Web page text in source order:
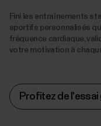
Fini les entraînements
sportifs personnalisés
fréquence cardiaque,
votre motivation à
Profitez de l'essai